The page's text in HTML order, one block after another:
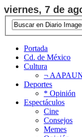
viernes, 7 de
Portada
Cd. de México
Cultura
¬
Deportes
* Opinión
Espectáculos
Cine
Consejos
Memes